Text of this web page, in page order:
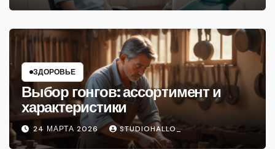
ЗДОРОВЬЕ
Выбор гонгов: ассортимент и
характеристики
24 МАРТА 2026 STUDIOHALLO_